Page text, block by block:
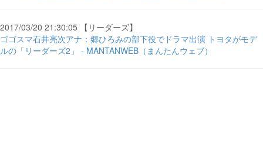
2017/03/20 21:30:05 【リーダーズ】
ゴゴスマ石井亮次アナ：郷ひろみの部下役でドラマ出演 トヨタがモデ
ルの「リーダーズ2」 - MANTANWEB（まんたんウェブ）